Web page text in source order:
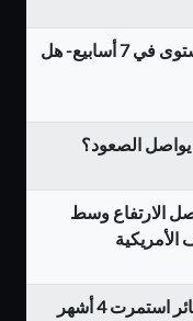
ارتفاع أسعار الذهب اليوم إلى أعلى مستوى في 7 أسابيع- هل
الصعود؟
الارتفاع وسط
4 أشهر